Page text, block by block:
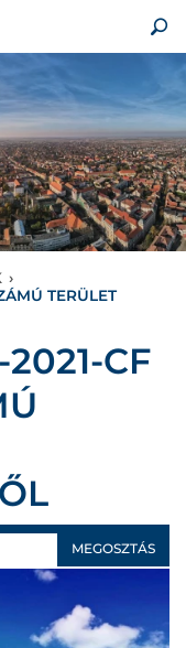
›
TERÜLET
2021-CF
MEGOSZTÁS